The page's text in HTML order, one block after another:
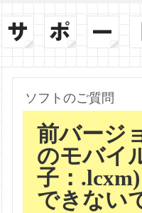
ソフトのご質問
前バージ
のモバイ
子：
できない